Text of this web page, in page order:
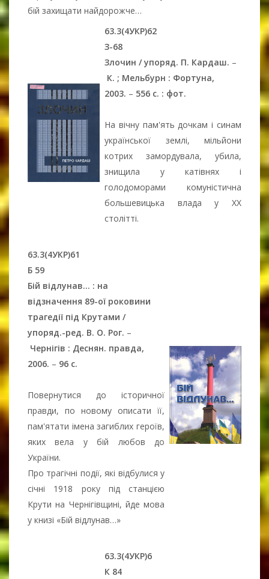
бій захищати найдорожче…
63.3(4УКР)62
З-68
Злочин / упоряд. П. Кардаш. –
К. ; Мельбурн : Фортуна,
2003. – 556 с. : фот.
На вічну пам'ять дочкам і синам
української землі, мільйони
котрих замордувала, убила,
знищила у катівнях і
голодоморами комуністична
большевицька влада у ХХ
столітті.
63.3(4УКР)61
Б 59
Бій відлунав... : на
відзначення 89-ої роковини
трагедії під Крутами /
упоряд.-ред. В. О. Рог. –
Чернігів : Деснян. правда,
2006. – 96 с.
Повернутися до історичної
правди, по новому описати її,
пам'ятати імена загиблих героїв,
яких вела у бій любов до
України.
Про трагічні події, які відбулися у
січні 1918 року під станцією
Крути на Чернігівщині, йде мова
у книзі «Бій відлунав…»
63.3(4УКР)6
К 84